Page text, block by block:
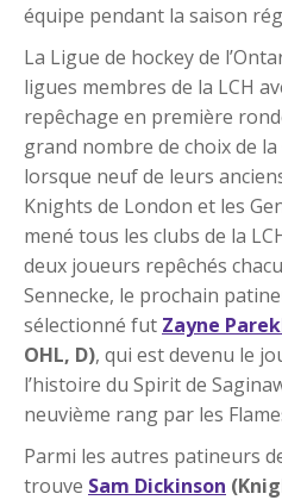
équipe pendant la saison
La Ligue de hockey de
ligues membres de la LCH
repêchage en première
grand nombre de choix de la
lorsque neuf de leurs
Knights de London et les
mené tous les clubs de la
deux joueurs repêchés
Sennecke, le prochain
sélectionné fut Zayne
OHL, D), qui est devenu le
l’histoire du Spirit de
neuvième rang par les
Parmi les autres patineurs
trouve Sam Dickinson